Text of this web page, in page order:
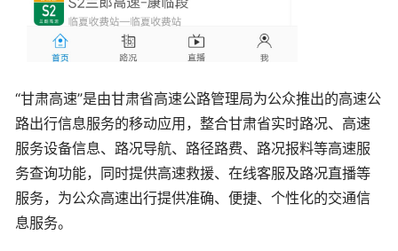
“甘肃高速”是由甘肃省高速公路管理局为公众推出的高速公
路出行信息服务的移动应用，整合甘肃省实时路况、高速
服务设备信息、路况导航、路径路费、路况报料等高速服
务查询功能，同时提供高速救援、在线客服及路况直播等
服务，为公众高速出行提供准确、便捷、个性化的交通信
息服务。